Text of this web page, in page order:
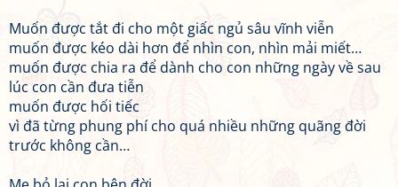
Muốn được tắt đi cho một giấc ngủ sâu vĩnh viễn
muốn được kéo dài hơn để nhìn con, nhìn mải miết…
muốn được chia ra để dành cho con những ngày về sau
lúc con cần đưa tiễn
muốn được hối tiếc
vì đã từng phung phí cho quá nhiều những quãng đời
trước không cần…